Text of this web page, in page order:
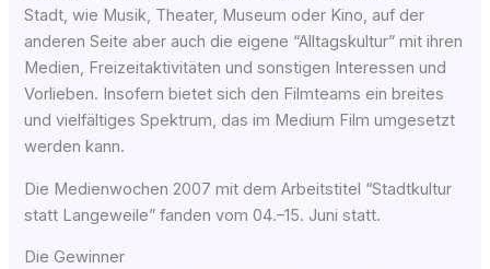
Stadt, wie Musik, Thea­ter, Muse­um oder Kino, auf der
ande­ren Sei­te aber auch die eige­ne “All­tags­kul­tur” mit ihren
Medi­en, Frei­zeit­ak­ti­vi­tä­ten und sons­ti­gen Inter­es­sen und
Vor­lie­ben. Inso­fern bie­tet sich den Film­teams ein brei­tes
und viel­fäl­ti­ges Spek­trum, das im Medi­um Film umge­setzt
wer­den kann.
Die Medienwochen 2007 mit dem Arbeits­ti­tel “Stadt­kul­tur
statt Lan­ge­wei­le” fan­den vom 04.–15. Juni statt.
Die Gewinner